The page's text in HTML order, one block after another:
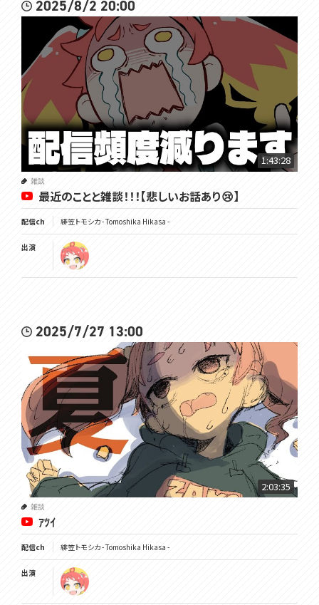
2025/8/2 20:00
1:43:28
雑談
最近のことと雑談！！！【悲しいお話あり😢】
配信ch 緋笠トモシカ - Tomoshika Hikasa -
出演
2025/7/27 13:00
2:03:35
雑談
ｱﾂｲ
配信ch 緋笠トモシカ - Tomoshika Hikasa -
出演